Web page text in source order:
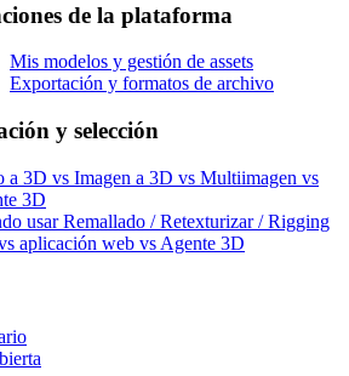
de la plataforma
Mis modelos y gestión de assets
Exportación y formatos de archivo
y selección
a 3D vs Imagen a 3D vs Multiimagen vs
3D
usar Remallado / Retexturizar / Rigging
aplicación web vs Agente 3D